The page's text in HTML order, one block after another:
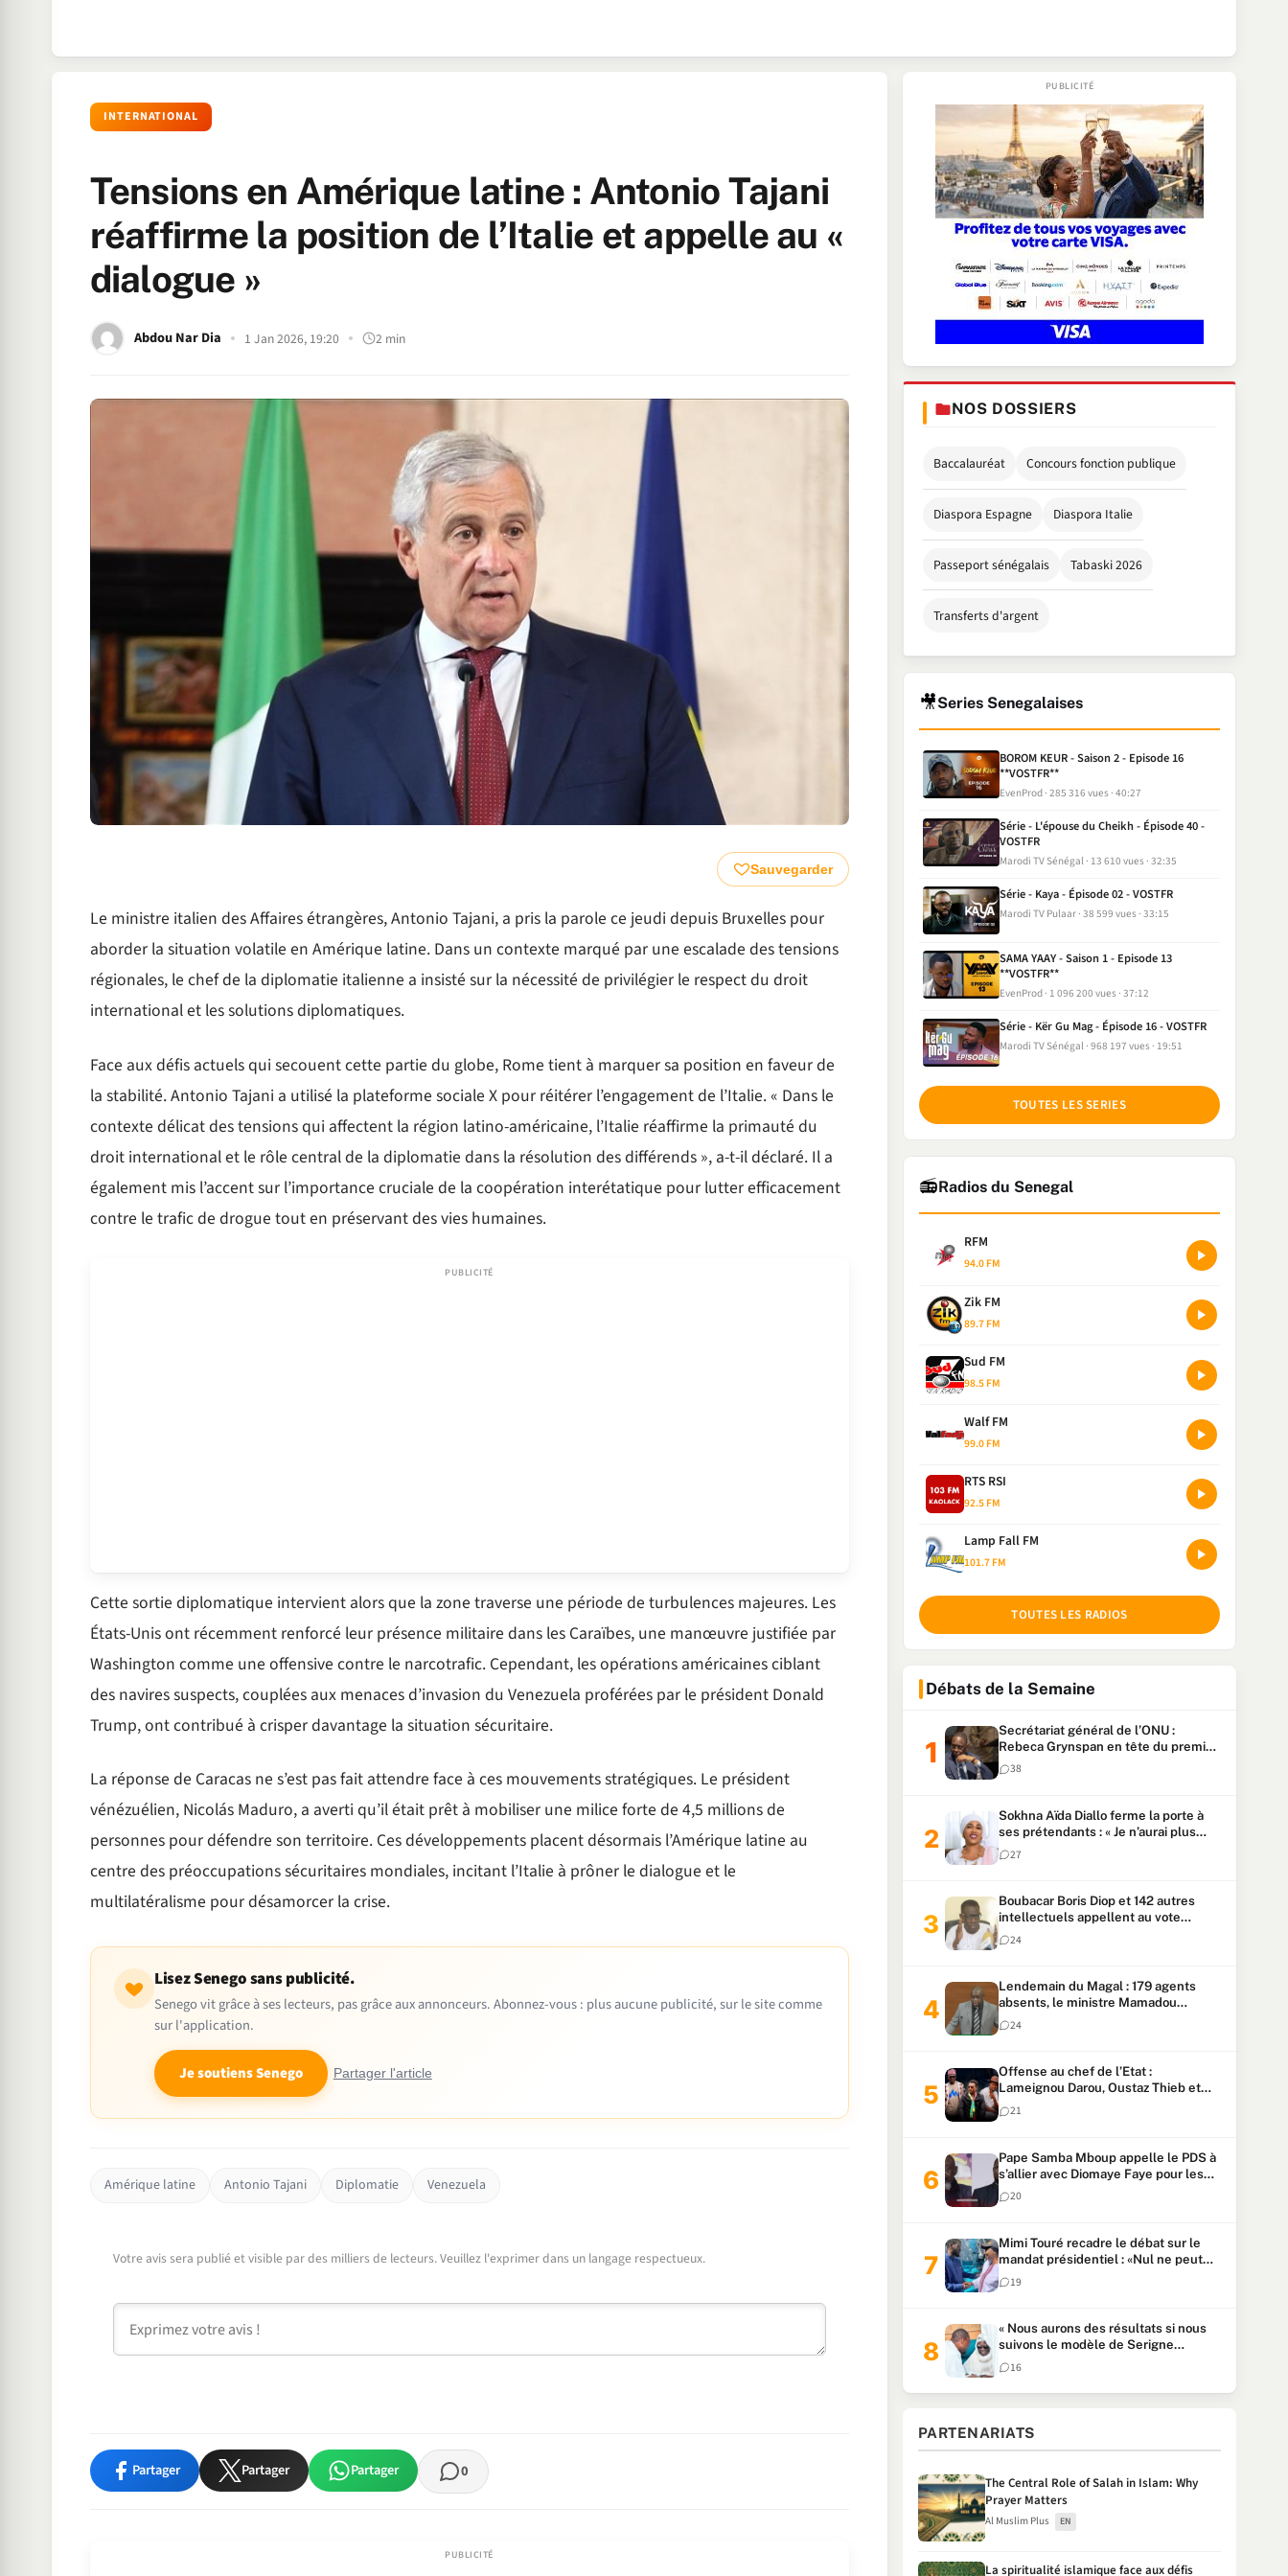
INTERNATIONAL
Tensions en Amérique latine : Antonio Tajani
réaffirme la position de l’Italie et appelle au «
dialogue »
Abdou Nar Dia 1 Jan 2026, 19:20 2 min
Sauvegarder
Le ministre italien des Affaires étrangères, Antonio Tajani, a pris la parole ce jeudi depuis Bruxelles pour
aborder la situation volatile en Amérique latine. Dans un contexte marqué par une escalade des tensions
régionales, le chef de la diplomatie italienne a insisté sur la nécessité de privilégier le respect du droit
international et les solutions diplomatiques.
Face aux défis actuels qui secouent cette partie du globe, Rome tient à marquer sa position en faveur de
la stabilité. Antonio Tajani a utilisé la plateforme sociale X pour réitérer l’engagement de l’Italie. « Dans le
contexte délicat des tensions qui affectent la région latino-américaine, l’Italie réaffirme la primauté du
droit international et le rôle central de la diplomatie dans la résolution des différends », a-t-il déclaré. Il a
également mis l’accent sur l’importance cruciale de la coopération interétatique pour lutter efficacement
contre le trafic de drogue tout en préservant des vies humaines.
Cette sortie diplomatique intervient alors que la zone traverse une période de turbulences majeures. Les
États-Unis ont récemment renforcé leur présence militaire dans les Caraïbes, une manœuvre justifiée par
Washington comme une offensive contre le narcotrafic. Cependant, les opérations américaines ciblant
des navires suspects, couplées aux menaces d’invasion du Venezuela proférées par le président Donald
Trump, ont contribué à crisper davantage la situation sécuritaire.
La réponse de Caracas ne s’est pas fait attendre face à ces mouvements stratégiques. Le président
vénézuélien, Nicolás Maduro, a averti qu’il était prêt à mobiliser une milice forte de 4,5 millions de
personnes pour défendre son territoire. Ces développements placent désormais l’Amérique latine au
centre des préoccupations sécuritaires mondiales, incitant l’Italie à prôner le dialogue et le
multilatéralisme pour désamorcer la crise.
Lisez Senego sans publicité.
Senego vit grâce à ses lecteurs, pas grâce aux annonceurs. Abonnez-vous : plus aucune publicité, sur le site comme
sur l'application.
Je soutiens Senego Partager l'article
Amérique latine Antonio Tajani Diplomatie Venezuela
Votre avis sera publié et visible par des milliers de lecteurs. Veuillez l'exprimer dans un langage respectueux.
Partager Partager Partager 0
NOS DOSSIERS
Baccalauréat Concours fonction publique
Diaspora Espagne Diaspora Italie
Passeport sénégalais Tabaski 2026
Transferts d'argent
🎥Series Senegalaises
BOROM KEUR - Saison 2 - Episode 16
**VOSTFR**
EvenProd 285 316 vues 40:27
Série - L'épouse du Cheikh - Épisode 40 -
VOSTFR
Marodi TV Sénégal 13 610 vues 32:35
Série - Kaya - Épisode 02 - VOSTFR
Marodi TV Pulaar 38 599 vues 33:15
SAMA YAAY - Saison 1 - Episode 13
**VOSTFR**
EvenProd 1 096 200 vues 37:12
Série - Kër Gu Mag - Épisode 16 - VOSTFR
Marodi TV Sénégal 968 197 vues 19:51
TOUTES LES SERIES
📻Radios du Senegal
RFM
94.0 FM
Zik FM
89.7 FM
Sud FM
98.5 FM
Walf FM
99.0 FM
RTS RSI
92.5 FM
Lamp Fall FM
101.7 FM
TOUTES LES RADIOS
Débats de la Semaine
Secrétariat général de l’ONU :
Rebeca Grynspan en tête du premier
vote, Macky Sall pointe à la 5ᵉ place
38
Sokhna Aïda Diallo ferme la porte à
ses prétendants : « Je n’aurai plus
jamais un autre mari »
27
Boubacar Boris Diop et 142 autres
intellectuels appellent au vote
urgent de la révision
constitutionnelle
24
Lendemain du Magal : 179 agents
absents, le ministre Mamadou
Lamine Dianté exige des explications
24
Offense au chef de l’Etat :
Lameignou Darou, Oustaz Thieb et
Ndiaye Touba lourdement
condamnés
21
Pape Samba Mboup appelle le PDS à
s’allier avec Diomaye Faye pour les
locales et tacle Sonko
20
Mimi Touré recadre le débat sur le
mandat présidentiel : «Nul ne peut
faire plus de deux mandats
consécutifs de 5 ans»
19
« Nous aurons des résultats si nous
suivons le modèle de Serigne
Touba » : Ousmane Sonko au Khalife
Serigne Mountakha
16
PARTENARIATS
The Central Role of Salah in Islam: Why
Prayer Matters
Al Muslim Plus EN
La spiritualité islamique face aux défis